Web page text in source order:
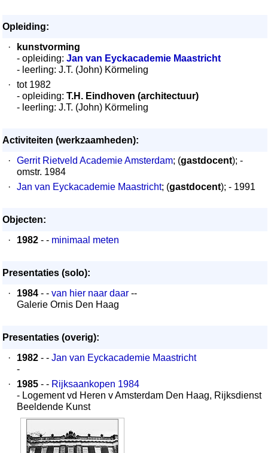
Opleiding:
·
kunstvorming
- opleiding: Jan van Eyckacademie Maastricht
- leerling: J.T. (John) Körmeling
·
tot 1982
- opleiding: T.H. Eindhoven (architectuur)
- leerling: J.T. (John) Körmeling
Activiteiten (werkzaamheden):
·
Gerrit Rietveld Academie Amsterdam; (gastdocent); -
omstr. 1984
·
Jan van Eyckacademie Maastricht; (gastdocent); - 1991
Objecten:
·
1982 - - minimaal meten
Presentaties (solo):
·
1984 - - van hier naar daar --
Galerie Ornis Den Haag
Presentaties (overig):
·
1982 - - Jan van Eyckacademie Maastricht
-
·
1985 - - Rijksaankopen 1984
- Logement vd Heren v Amsterdam Den Haag, Rijksdienst
Beeldende Kunst